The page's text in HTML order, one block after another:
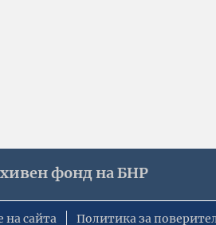
фонд на БНР
на сайта Политика за